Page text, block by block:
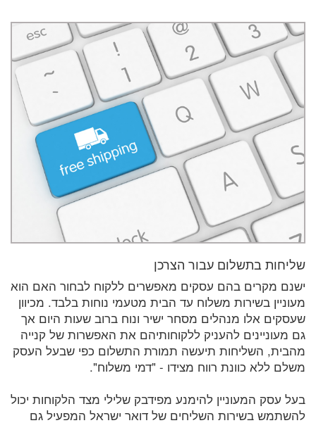
שליחות בתשלום עבור הצרכן
ישנם מקרים בהם עסקים מאפשרים ללקוח לבחור האם הוא
מעוניין בשירות משלוח עד הבית מטעמי נוחות בלבד. מכיוון
שעסקים אלו מנהלים מסחר ישיר ונוח ברוב שעות היום אך
גם מעוניינים להעניק ללקוחותיהם את האפשרות של קנייה
מהבית, השליחות תיעשה תמורת התשלום כפי שבעל העסק
משלם ללא כוונת רווח מצידו - "דמי משלוח".
בעל עסק המעוניין להימנע מפידבק שלילי מצד הלקוחות יכול
להשתמש בשירות השליחים של דואר ישראל המפעיל גם